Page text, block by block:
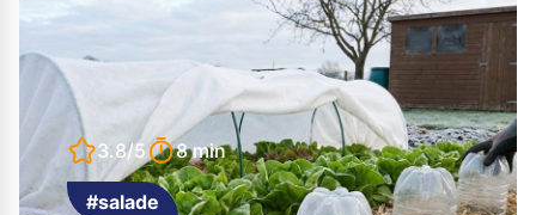
3.8/5 8 min
#salade